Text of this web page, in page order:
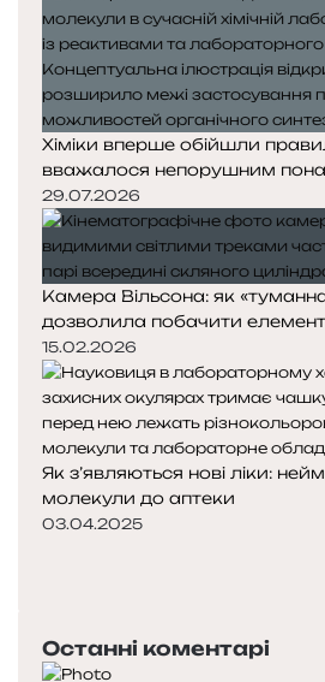
Хіміки вперше обійшли
вважалося непорушним
29.07.2026
Камера Вільсона: як
дозволила побачити
15.02.2026
Як з’являються нові ліки:
молекули до аптеки
03.04.2025
Останні коментарі